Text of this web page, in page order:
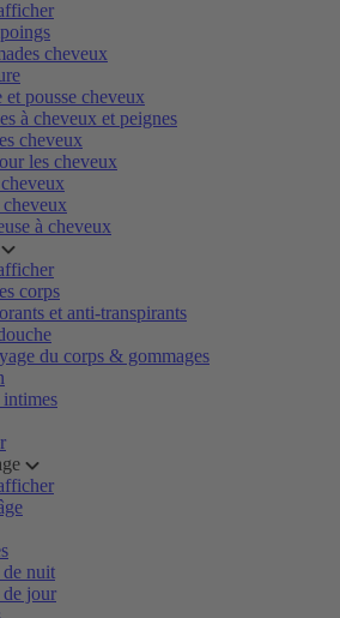
cheveux
et pousse cheveux
à cheveux et peignes
cheveux
les cheveux
cheveux
à cheveux
corps
et anti-transpirants
du corps & gommages
intimes
de nuit
de jour